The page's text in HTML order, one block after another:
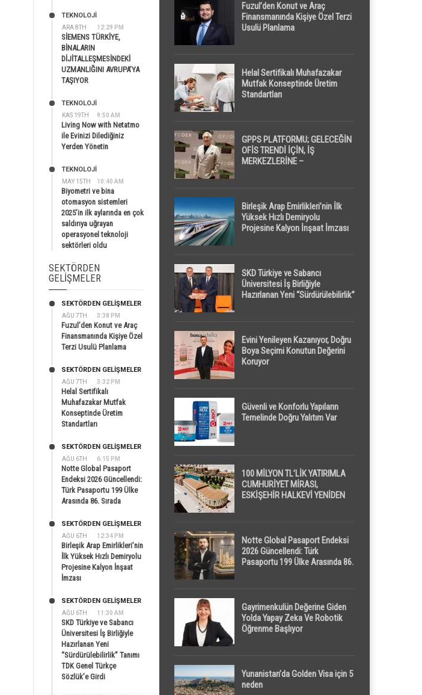
ARA 8TH 12:29 PM
TEKNOLOJİ
SİEMENS TÜRKİYE,
BİNALARIN
DİJİTALLEŞMESİNDEKİ
UZMANLIĞINI AVRUPA’YA
TAŞIYOR
KAS 19TH 9:50 AM
TEKNOLOJİ
Living Now with Netatmo
ile Evinizi Dilediğiniz
Yerden Yönetin
MAY 15TH 10:40 AM
TEKNOLOJİ
Biyometri ve bina
otomasyon sistemleri
2025’in ilk aylarında en çok
saldırıya uğrayan
operasyonel teknoloji
sektörleri oldu
SEKTÖRDEN
GELIŞMELER
AĞU 7TH 3:38 PM
SEKTÖRDEN GELIŞMELER
Fuzul’den Konut ve Araç
Finansmanında Kişiye Özel
Terzi Usulü Planlama
AĞU 7TH 3:32 PM
SEKTÖRDEN GELIŞMELER
Helal Sertifikalı
Muhafazakar Mutfak
Konseptinde Üretim
Standartları
AĞU 6TH 6:15 PM
SEKTÖRDEN GELIŞMELER
Notte Global Pasaport
Endeksi 2026 Güncellendi:
Türk Pasaportu 199 Ülke
Arasında 86. Sırada
AĞU 6TH 12:34 PM
SEKTÖRDEN GELIŞMELER
Birleşik Arap Emirlikleri’nin
İlk Yüksek Hızlı Demiryolu
Projesine Kalyon İnşaat
İmzası
AĞU 6TH 11:30 AM
SEKTÖRDEN GELIŞMELER
SKD Türkiye ve Sabancı
Üniversitesi İş Birliğiyle
Hazırlanan Yeni
“Sürdürülebilirlik” Tanımı
TDK Genel Türkçe
Sözlük’e Girdi
Fuzul’den Konut ve Araç
Finansmanında Kişiye Özel Terzi
Usulü Planlama
Helal Sertifikalı Muhafazakar
Mutfak Konseptinde Üretim
Standartları
GPPS PLATFORMU; GELECEĞİN
OFİS TRENDİ İÇİN, İŞ
MERKEZLERİNE –
Birleşik Arap Emirlikleri’nin İlk
Yüksek Hızlı Demiryolu
Projesine Kalyon İnşaat İmzası
SKD Türkiye ve Sabancı
Üniversitesi İş Birliğiyle
Hazırlanan Yeni “Sürdürülebilirlik”
Evini Yenileyen Kazanıyor, Doğru
Boya Seçimi Konutun Değerini
Koruyor
Güvenli ve Konforlu Yapıların
Temelinde Doğru Yalıtım Var
100 MİLYON TL’LİK YATIRIMLA
CUMHURİYET MİRASI,
ESKİŞEHİR HALKEVİ YENİDEN
Notte Global Pasaport Endeksi
2026 Güncellendi: Türk
Pasaportu 199 Ülke Arasında 86.
Gayrimenkulün Değerine Giden
Yolda Yapay Zeka Ve Robotik
Öğrenme Başlıyor
Yunanistan’da Golden Visa için 5
neden